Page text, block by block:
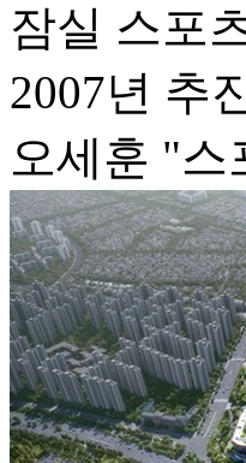
잠실 스포
2007년 추
오세훈 "스